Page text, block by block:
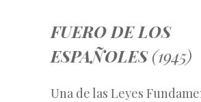
FUERO DE LOS
ESPAÑOLES(1945)
Una de las Leyes